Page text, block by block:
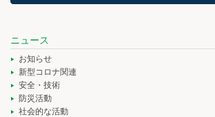
ニュース
お知らせ
新型コロナ関連
安全・技術
防災活動
社会的な活動